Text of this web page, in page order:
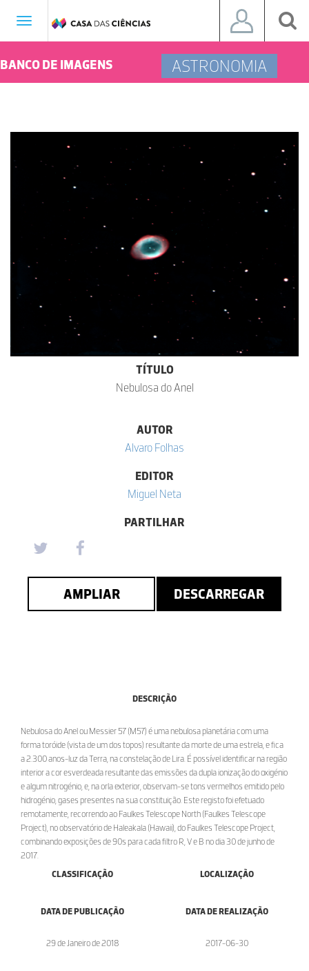
Toggle
BANCO DE IMAGENS ASTRONOMIA
TÍTULO
Nebulosa do Anel
AUTOR
Alvaro Folhas
EDITOR
Miguel Neta
PARTILHAR
AMPLIAR DESCARREGAR
DESCRIÇÃO
Nebulosa do Anel ou Messier 57 (M57) é uma nebulosa planetária com uma
forma toróide (vista de um dos topos) resultante da morte de uma estrela, e fica
a 2.300 anos-luz da Terra, na constelação de Lira. É possível identificar na região
interior a cor esverdeada resultante das emissões da dupla ionização do oxigénio
e algum nitrogénio, e, na orla exterior, observam-se tons vermelhos emitido pelo
hidrogénio, gases presentes na sua constituição. Este registo foi efetuado
remotamente, recorrendo ao Faulkes Telescope North (Faulkes Telescope
Project), no observatório de Haleakala (Hawaii), do Faulkes Telescope Project,
combinando exposições de 90s para cada filtro R, V e B no dia 30 de junho de
2017.
CLASSIFICAÇÃO
LOCALIZAÇÃO
DATA DE PUBLICAÇÃO
29 de Janeiro de 2018
DATA DE REALIZAÇÃO
2017-06-30